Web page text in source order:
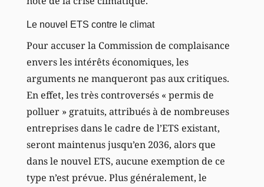
Le nouvel ETS contre le climat
Pour accuser la Commission de complaisance
envers les intérêts économiques, les
arguments ne manqueront pas aux critiques.
En effet, les très controversés « permis de
polluer » gratuits, attribués à de nombreuses
entreprises dans le cadre de l’ETS existant,
seront maintenus jusqu’en 2036, alors que
dans le nouvel ETS, aucune exemption de ce
type n’est prévue. Plus généralement, le